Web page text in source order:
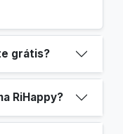
grátis?
RiHappy?